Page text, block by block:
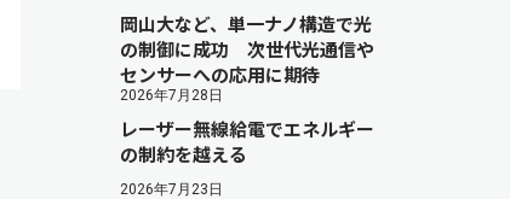
岡山大など、単一ナノ構造で光
の制御に成功 次世代光通信や
センサーへの応用に期待
2026年7月28日
レーザー無線給電でエネルギー
の制約を越える
2026年7月23日